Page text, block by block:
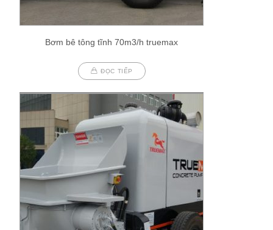
Bơm bê tông tĩnh 70m3/h truemax
ĐỌC TIẾP